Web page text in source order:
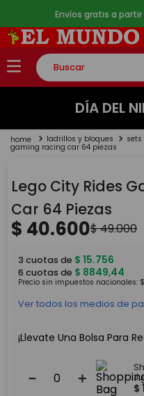
Envíos gratis a partir
Buscar
TÉRMINOS MÁS BUSCADOS
2.
lego
4.
monopatin
5. toy story
DÍA DEL
ladrillos y bloques
gaming racing car 64 piezas
Lego City Rides
Car 64 Piezas
$ 40.600$49.000
3 cuotas de $ 15.756
6 cuotas de $ 8849,44
Precio sin impuestos nacionales: $
Ver todos los medios de
¡Llevate Una Bolsa Para
＋
－
$